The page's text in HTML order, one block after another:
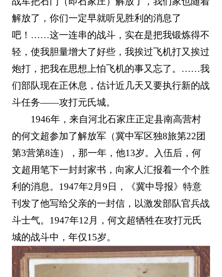
解放了，你们一定早就听见胜利的消息了
吧！……这一连串的战斗，实在是把我锻炼得不
轻，使我胆量增大了好些，我挨过飞机打又挨过
炮打，把我在思想上怕飞机的事又忘了。……我
们部队现在正休息，估计近几天又要执行新的战
斗任务——攻打元氏城。
1946年，来自河北石家庄正定县南高营村
的何文超参加了解放军（冀中军区独8旅第22团
第3营第8连），那一年，他13岁。入伍后，何
文超用笔下一封封家书，向家人汇报着一个个胜
利的消息。1947年2月9日，《冀中导报》特意
刊发了他写给父亲的一封信，以激发部队官兵战
斗士气。1947年12月，何文超牺牲在攻打元氏
城的战斗中，年仅15岁。